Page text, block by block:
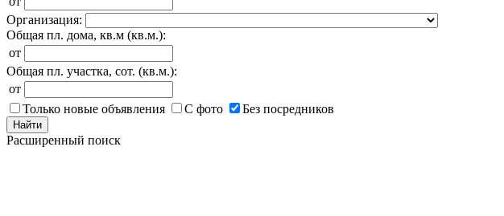
Организация:
Общая пл. дома, кв.м (кв.м.):
от
Общая пл. участка, сот. (кв.м.):
от
Только новые объявления
С фото Без посредников
Найти
Расширенный поиск